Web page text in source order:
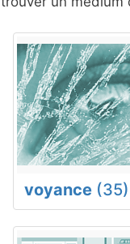
voyance (35)